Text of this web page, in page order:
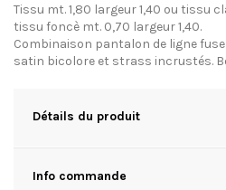
Tissu mt. 1,80 largeur 1,40 ou tissu
tissu foncè mt. 0,70 largeur 1,40.
Combinaison pantalon de ligne
satin bicolore et strass incrustés.
Détails du produit
Info commande